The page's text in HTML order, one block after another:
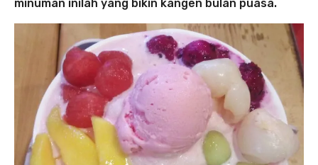
minuman inilah yang bikin kangen bulan puasa.